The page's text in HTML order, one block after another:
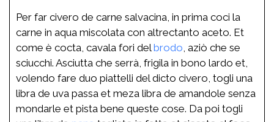
Per far civero de carne salvacina, in prima coci la
carne in aqua miscolata con altrectanto aceto. Et
come è cocta, cavala fori delbrodo , aziò che se
sciucchi. Asciutta che serrà, frigila in bono lardo et,
volendo fare duo piattelli del dicto civero, togli una
libra de uva passa et meza libra de amandole senza
mondarle et pista bene queste cose. Da poi togli